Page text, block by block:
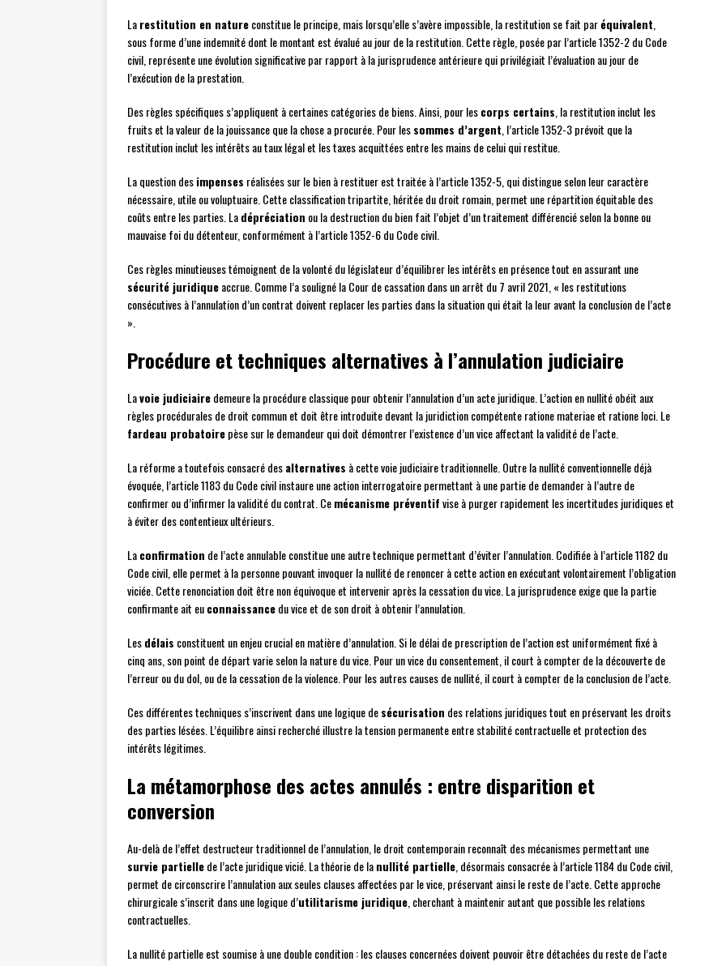
Larestitution en natureconstitue le principe, mais lorsqu’elle s’avère impossible, la restitution se fait paréquivalent
sous forme d’une indemnité dont le montant est évalué au jour de la restitution. Cette règle, posée par l’article 1352-2 du Code
civil, représente une évolution significative par rapport à la jurisprudence antérieure qui privilégiait l’évaluation au jour de
l’exécution de la prestation.
Des règles spécifiques s’appliquent à certaines catégories de biens. Ainsi, pour lescorps certains , la restitution inclut les
fruits et la valeur de la jouissance que la chose a procurée. Pour lessommes d’argent , l’article 1352-3 prévoit que la
restitution inclut les intérêts au taux légal et les taxes acquittées entre les mains de celui qui restitue.
La question desimpenses réalisées sur le bien à restituer est traitée à l’article 1352-5, qui distingue selon leur caractère
nécessaire, utile ou voluptuaire. Cette classification tripartite, héritée du droit romain, permet une répartition équitable des
coûts entre les parties. Ladépréciation ou la destruction du bien fait l’objet d’un traitement différencié selon la bonne ou
mauvaise foi du détenteur, conformément à l’article 1352-6 du Code civil.
Ces règles minutieuses témoignent de la volonté du législateur d’équilibrer les intérêts en présence tout en assurant une
sécurité juridiqueaccrue. Comme l’a souligné la Cour de cassation dans un arrêt du 7 avril 2021, « les restitutions
consécutives à l’annulation d’un contrat doivent replacer les parties dans la situation qui était la leur avant la conclusion de l’acte
».
Procédure et techniques alternatives à l’annulation judiciaire
Lavoie judiciairedemeure la procédure classique pour obtenir l’annulation d’un acte juridique. L’action en nullité obéit aux
règles procédurales de droit commun et doit être introduite devant la juridiction compétente ratione materiae et ratione loci. Le
fardeau probatoirepèse sur le demandeur qui doit démontrer l’existence d’un vice affectant la validité de l’acte.
La réforme a toutefois consacré desalternatives à cette voie judiciaire traditionnelle. Outre la nullité conventionnelle déjà
évoquée, l’article 1183 du Code civil instaure une action interrogatoire permettant à une partie de demander à l’autre de
confirmer ou d’infirmer la validité du contrat. Cemécanisme préventifvise à purger rapidement les incertitudes juridiques et
à éviter des contentieux ultérieurs.
Laconfirmation de l’acte annulable constitue une autre technique permettant d’éviter l’annulation. Codifiée à l’article 1182 du
Code civil, elle permet à la personne pouvant invoquer la nullité de renoncer à cette action en exécutant volontairement l’obligation
viciée. Cette renonciation doit être non équivoque et intervenir après la cessation du vice. La jurisprudence exige que la partie
confirmante ait euconnaissancedu vice et de son droit à obtenir l’annulation.
Lesdélais constituent un enjeu crucial en matière d’annulation. Si le délai de prescription de l’action est uniformément fixé à
cinq ans, son point de départ varie selon la nature du vice. Pour un vice du consentement, il court à compter de la découverte de
l’erreur ou du dol, ou de la cessation de la violence. Pour les autres causes de nullité, il court à compter de la conclusion de l’acte.
Ces différentes techniques s’inscrivent dans une logique desécurisation des relations juridiques tout en préservant les droits
des parties lésées. L’équilibre ainsi recherché illustre la tension permanente entre stabilité contractuelle et protection des
intérêts légitimes.
La métamorphose des actes annulés : entre disparition et
conversion
Au-delà de l’effet destructeur traditionnel de l’annulation, le droit contemporain reconnaît des mécanismes permettant une
survie partiellede l’acte juridique vicié. La théorie de lanullité partielle , désormais consacrée à l’article 1184 du Code civil,
permet de circonscrire l’annulation aux seules clauses affectées par le vice, préservant ainsi le reste de l’acte. Cette approche
chirurgicale s’inscrit dans une logique d’utilitarisme juridique , cherchant à maintenir autant que possible les relations
contractuelles.
La nullité partielle est soumise à une double condition : les clauses concernées doivent pouvoir être détachées du reste de l’acte